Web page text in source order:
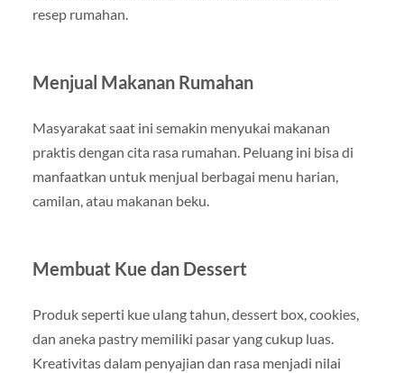
resep rumahan.
Menjual Makanan Rumahan
Masyarakat saat ini semakin menyukai makanan
praktis dengan cita rasa rumahan. Peluang ini bisa di
manfaatkan untuk menjual berbagai menu harian,
camilan, atau makanan beku.
Membuat Kue dan Dessert
Produk seperti kue ulang tahun, dessert box, cookies,
dan aneka pastry memiliki pasar yang cukup luas.
Kreativitas dalam penyajian dan rasa menjadi nilai